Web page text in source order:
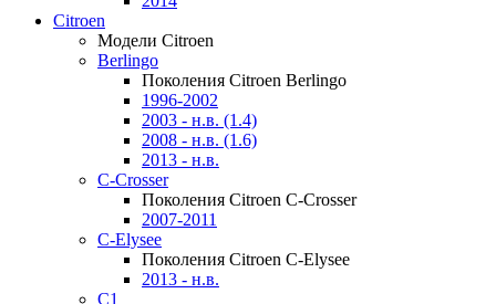
Citroen
Модели Citroen
Berlingo
Поколения Citroen Berlingo
1996-2002
2003 - н.в. (1.4)
2008 - н.в. (1.6)
2013 - н.в.
C-Crosser
Поколения Citroen C-Crosser
2007-2011
C-Elysee
Поколения Citroen C-Elysee
2013 - н.в.
C1